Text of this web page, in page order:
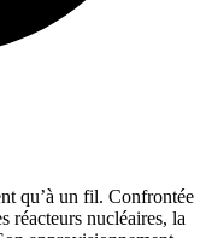
qu’à un fil. Confrontée
réacteurs nucléaires, la